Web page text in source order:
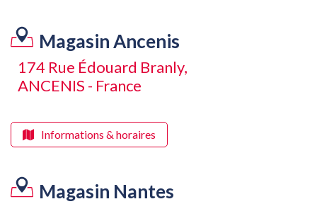
Magasin Ancenis
174 Rue Édouard Branly,
ANCENIS - France
Informations & horaires
Magasin Nantes